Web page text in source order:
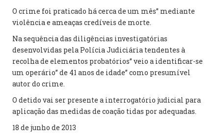
O crime foi praticado há cerca de um mês” mediante
violência e ameaças credíveis de morte.
Na sequência das diligências investigatórias
desenvolvidas pela Polícia Judiciária tendentes à
recolha de elementos probatórios” veio a identificar-se
um operário” de 41 anos de idade” como presumível
autor do crime.
O detido vai ser presente a interrogatório judicial para
aplicação das medidas de coação tidas por adequadas.
18 de junho de 2013